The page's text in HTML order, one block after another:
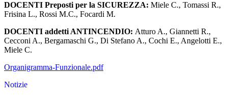
DOCENTI Preposti per la SICUREZZA: Miele C., Tomassi R.,
Frisina L., Rossi M.C., Focardi M.
DOCENTI addetti ANTINCENDIO: Atturo A., Giannetti R.,
Cecconi A., Bergamaschi G., Di Stefano A., Cochi E., Angelotti E.,
Miele C.
Organigramma-Funzionale.pdf
Notizie